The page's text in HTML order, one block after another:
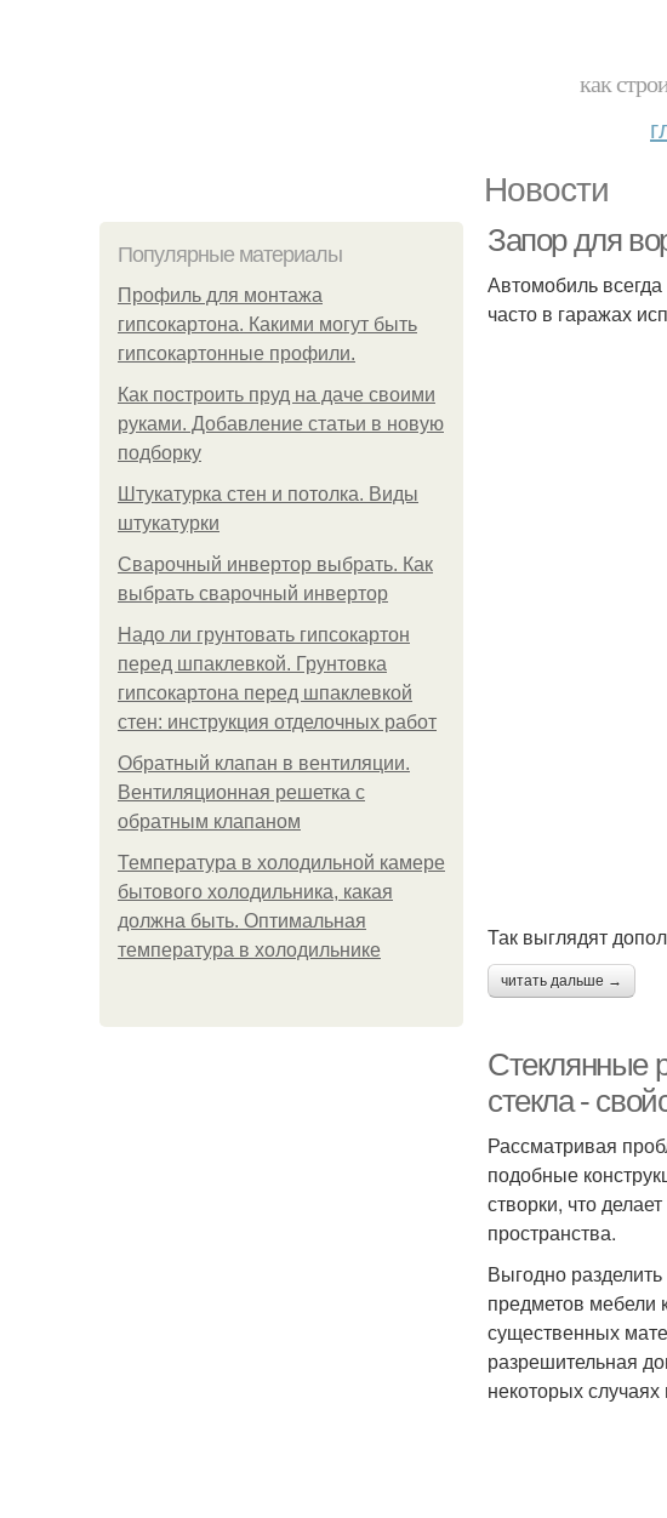
как
Новости
Популярные материалы
Профиль для монтажа
гипсокартона. Какими могут быть
гипсокартонные профили.
Как построить пруд на даче своими
руками. Добавление статьи в новую
подборку
Штукатурка стен и потолка. Виды
штукатурки
Сварочный инвертор выбрать. Как
выбрать сварочный инвертор
Надо ли грунтовать гипсокартон
перед шпаклевкой. Грунтовка
гипсокартона перед шпаклевкой
стен: инструкция отделочных работ
Обратный клапан в вентиляции.
Вентиляционная решетка с
обратным клапаном
Температура в холодильной камере
бытового холодильника, какая
должна быть. Оптимальная
температура в холодильнике
Запор для
Автомобиль
часто в гаражах
Так выглядят
читать дальше →
Стеклянные
стекла -
Рассматривая
подобные
створки, что
пространства.
Выгодно
предметов мебели
существенных
разрешительная
некоторых